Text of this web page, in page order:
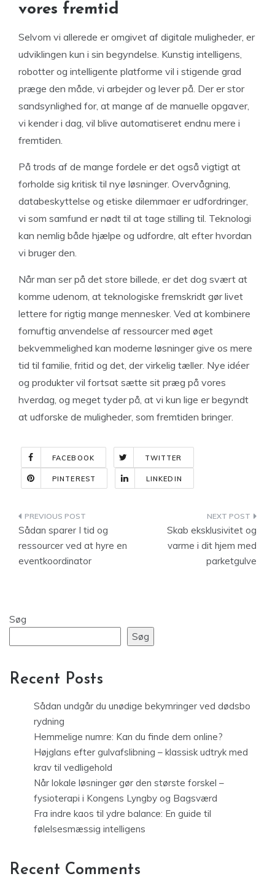
vores fremtid
Selvom vi allerede er omgivet af digitale muligheder, er
udviklingen kun i sin begyndelse. Kunstig intelligens,
robotter og intelligente platforme vil i stigende grad
præge den måde, vi arbejder og lever på. Der er stor
sandsynlighed for, at mange af de manuelle opgaver,
vi kender i dag, vil blive automatiseret endnu mere i
fremtiden.
På trods af de mange fordele er det også vigtigt at
forholde sig kritisk til nye løsninger. Overvågning,
databeskyttelse og etiske dilemmaer er udfordringer,
vi som samfund er nødt til at tage stilling til. Teknologi
kan nemlig både hjælpe og udfordre, alt efter hvordan
vi bruger den.
Når man ser på det store billede, er det dog svært at
komme udenom, at teknologiske fremskridt gør livet
lettere for rigtig mange mennesker. Ved at kombinere
fornuftig anvendelse af ressourcer med øget
bekvemmelighed kan moderne løsninger give os mere
tid til familie, fritid og det, der virkelig tæller. Nye idéer
og produkter vil fortsat sætte sit præg på vores
hverdag, og meget tyder på, at vi kun lige er begyndt
at udforske de muligheder, som fremtiden bringer.
FACEBOOK TWITTER
PINTEREST LINKEDIN
Indlægsnavigation
Sådan sparer I tid og
ressourcer ved at hyre en
eventkoordinator
Skab eksklusivitet og
varme i dit hjem med
parketgulve
Søg
Søg
Recent Posts
Sådan undgår du unødige bekymringer ved dødsbo
rydning
Hemmelige numre: Kan du finde dem online?
Højglans efter gulvafslibning – klassisk udtryk med
krav til vedligehold
Når lokale løsninger gør den største forskel –
fysioterapi i Kongens Lyngby og Bagsværd
Fra indre kaos til ydre balance: En guide til
følelsesmæssig intelligens
Recent Comments